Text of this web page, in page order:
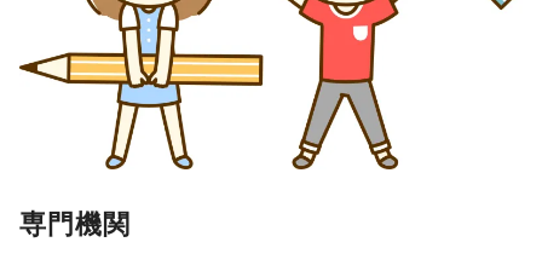
専門機関